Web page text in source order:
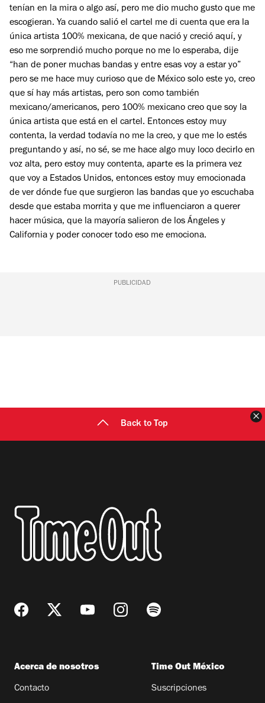
tenían en la mira o algo así, pero me dio mucho gusto que me
escogieran. Ya cuando salió el cartel me di cuenta que era la
única artista 100% mexicana, de que nació y creció aquí, y
eso me sorprendió mucho porque no me lo esperaba, dije
“han de poner muchas bandas y entre esas voy a estar yo”
pero se me hace muy curioso que de México solo este yo, creo
que sí hay más artistas, pero son como también
mexicano/americanos, pero 100% mexicano creo que soy la
única artista que está en el cartel. Entonces estoy muy
contenta, la verdad todavía no me la creo, y que me lo estés
preguntando y así, no sé, se me hace algo muy loco decirlo en
voz alta, pero estoy muy contenta, aparte es la primera vez
que voy a Estados Unidos, entonces estoy muy emocionada
de ver dónde fue que surgieron las bandas que yo escuchaba
desde que estaba morrita y que me influenciaron a querer
hacer música, que la mayoría salieron de los Ángeles y
California y poder conocer todo eso me emociona.
PUBLICIDAD
Back to Top
Acerca de nosotros
Contacto
Time Out México
Suscripciones